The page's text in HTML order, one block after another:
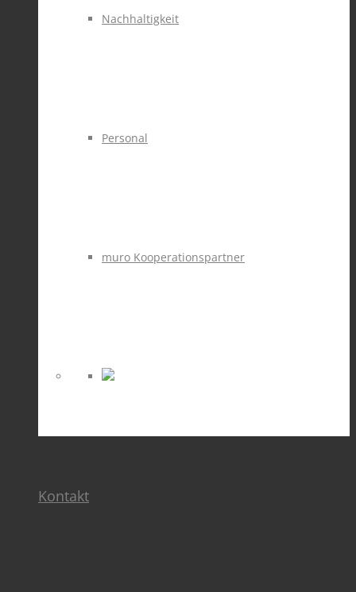
Nachhaltigkeit
Personal
muro Kooperationspartner
Kontakt